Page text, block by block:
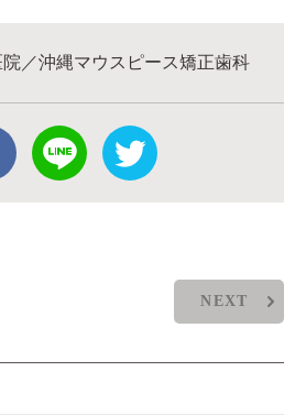
／沖縄マウスピース矯正歯科
NEXT